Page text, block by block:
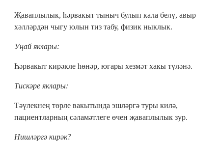
Җаваплылык, һәрвакыт тыныч булып кала белү, авыр
хәлләрдән чыгу юлын тиз табу, физик ныклык.
Уңай яклары:
Һәрвакыт кирәкле һөнәр, югары хезмәт хакы түләнә.
Тискәре яклары:
Тәүлекнең төрле вакытында эшләргә туры килә,
пациентларның сәламәтлеге өчен җаваплылык зур.
Нишләргә кирәк?